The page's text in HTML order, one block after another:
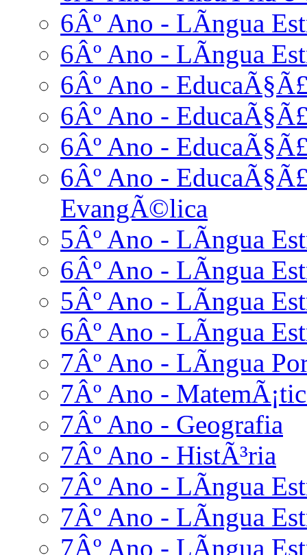
6Âº Ano - LÃ­ngua
6Âº Ano - LÃ­ngua
6Âº Ano -
6Âº Ano -
6Âº Ano -
6Âº Ano -
EvangÃ©lica
5Âº Ano - LÃ­ngua
6Âº Ano - LÃ­ngua
5Âº Ano - LÃ­ngua
6Âº Ano - LÃ­ngua
7Âº Ano - LÃ­ngua
7Âº Ano -
7Âº Ano - Geografia
7Âº Ano - HistÃ³ria
7Âº Ano - LÃ­ngua
7Âº Ano - LÃ­ngua
7Âº Ano - LÃ­ngua